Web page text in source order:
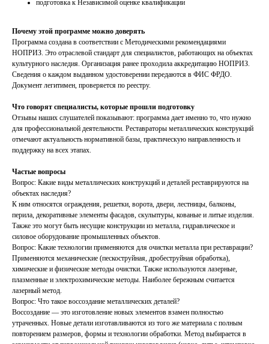
подготовка к Независимой оценке квалификации
Почему этой программе можно доверять
Программа создана в соответствии с Методическими рекомендациями
НОПРИЗ. Это отраслевой стандарт для специалистов, работающих на объектах
культурного наследия. Организация ранее проходила аккредитацию НОПРИЗ.
Сведения о каждом выданном удостоверении передаются в ФИС ФРДО.
Документ легитимен, проверяется по реестру.
Что говорят специалисты, которые прошли подготовку
Отзывы наших слушателей показывают: программа дает именно то, что нужно
для профессиональной деятельности. Реставраторы металлических конструкций
отмечают актуальность нормативной базы, практическую направленность и
поддержку на всех этапах.
Частые вопросы
Вопрос: Какие виды металлических конструкций и деталей реставрируются на
объектах наследия?
К ним относятся ограждения, решетки, ворота, двери, лестницы, балконы,
перила, декоративные элементы фасадов, скульптуры, кованые и литые изделия.
Также это могут быть несущие конструкции из металла, гидравлическое и
силовое оборудование промышленных объектов.
Вопрос: Какие технологии применяются для очистки металла при реставрации?
Применяются механические (пескоструйная, дробеструйная обработка),
химические и физические методы очистки. Также используются лазерные,
плазменные и электрохимические методы. Наиболее бережным считается
лазерный метод.
Вопрос: Что такое воссоздание металлических деталей?
Воссоздание — это изготовление новых элементов взамен полностью
утраченных. Новые детали изготавливаются из того же материала с полным
повторением размеров, формы и технологии обработки. Метод выбирается в